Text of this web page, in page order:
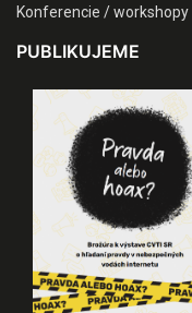
Konferencie / workshopy
PUBLIKUJEME